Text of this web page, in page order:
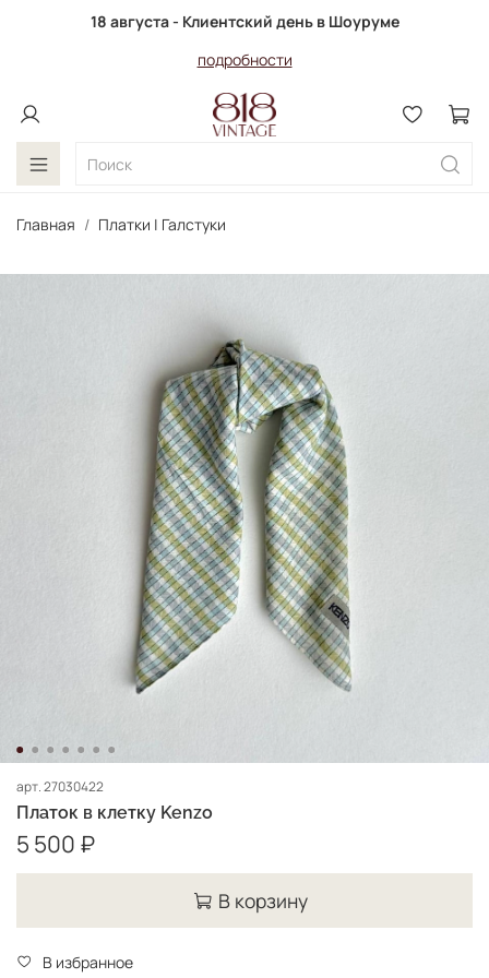
18 августа - Клиентский день в Шоуруме
подробности
Главная Платки | Галстуки
арт.27030422
Платок в клетку Kenzo
5 500 ₽
В корзину
В избранное